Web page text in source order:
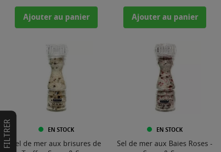
FILTRER
Ajouter au panier Ajouter au panier
EN STOCK
Sel de mer aux brisures de
EN STOCK
Sel de mer aux Baies Roses -